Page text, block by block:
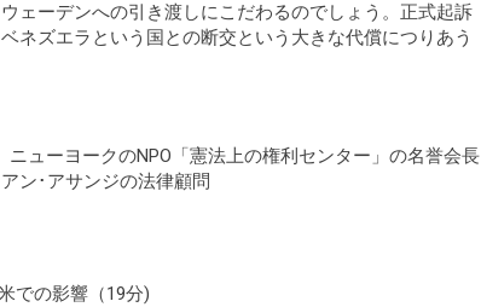
ェーデンへの引き渡しにこだわるのでしょう。正式起訴
ネズエラという国との断交という大きな代償につりあう
ューヨークのNPO「憲法上の権利センター」の名誉会長
ン･アサンジの法律顧問
での影響（19分)